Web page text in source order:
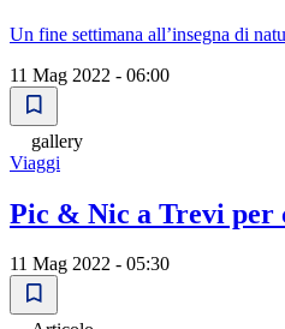
Un fine settimana all’insegna di
11 Mag 2022 - 06:00
gallery
Viaggi
Pic & Nic a Trevi per
11 Mag 2022 - 05:30